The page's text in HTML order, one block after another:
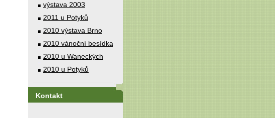
výstava 2003
2011 u Potyků
2010 výstava Brno
2010 vánoční besídka
2010 u Waneckých
2010 u Potyků
Kontakt